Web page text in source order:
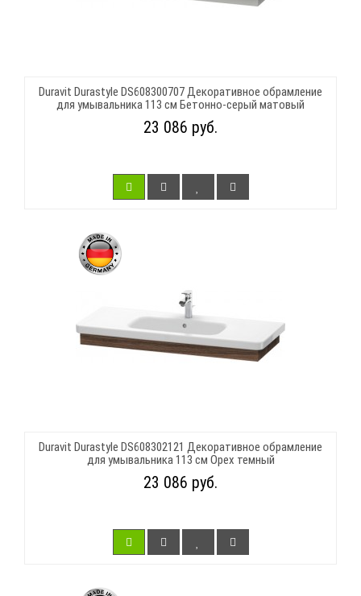
Duravit Durastyle DS608300707 Декоративное обрамление
для умывальника 113 см Бетонно-серый матовый
23 086 руб.
Duravit Durastyle DS608302121 Декоративное обрамление
для умывальника 113 см Орех темный
23 086 руб.